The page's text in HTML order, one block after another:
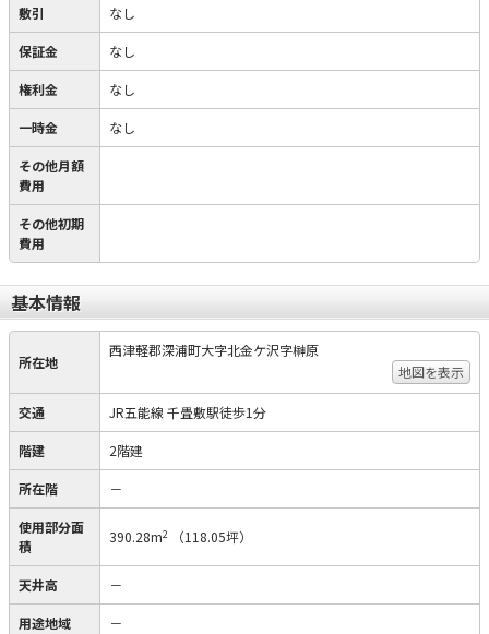
敷引 なし
保証金 なし
権利金 なし
一時金 なし
その他月額
費用
その他初期
費用
基本情報
所在地
西津軽郡深浦町大字北金ケ沢字榊原
地図を表示
交通 JR五能線 千畳敷駅徒歩1分
階建 2階建
所在階 －
使用部分面
積
390.28m2 （118.05坪）
天井高 －
用途地域 －